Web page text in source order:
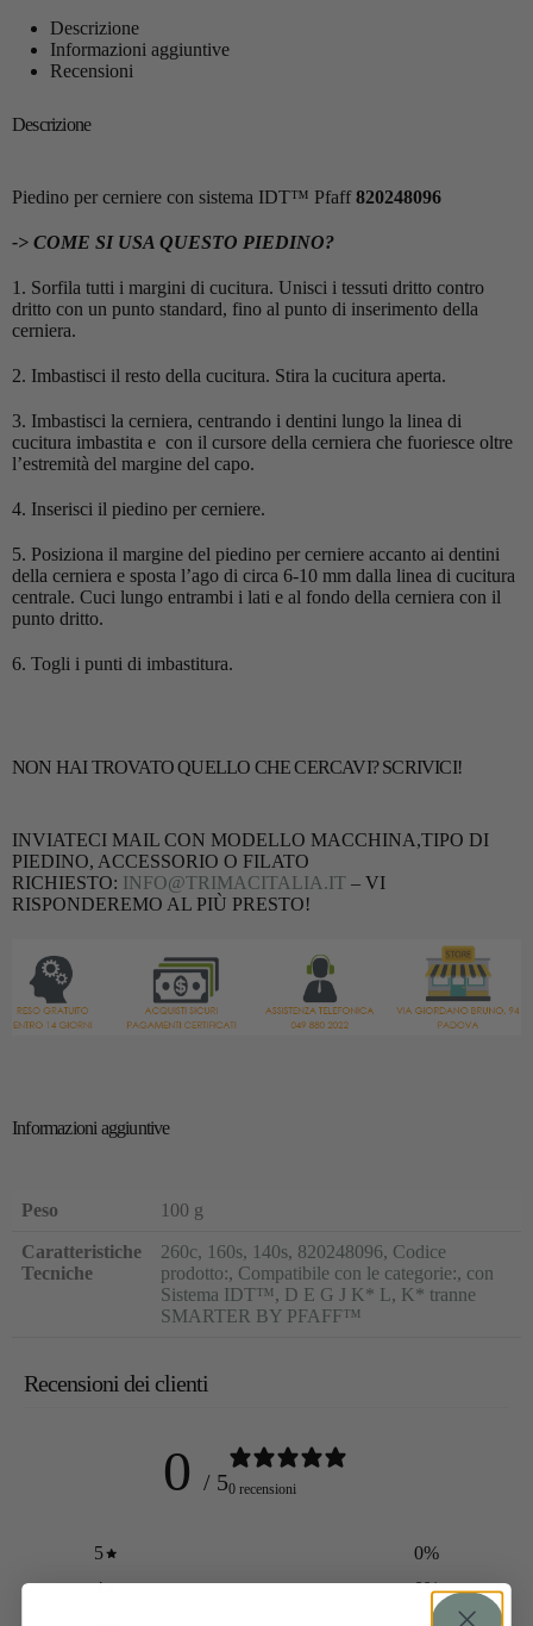
Descrizione
Informazioni aggiuntive
Recensioni
Descrizione
Piedino per cerniere con sistema IDT™ Pfaff820248096
-> COME SI USA QUESTO PIEDINO?
1. Sorfila tutti i margini di cucitura. Unisci i tessuti dritto contro
dritto con un punto standard, fino al punto di inserimento della
cerniera.
2. Imbastisci il resto della cucitura. Stira la cucitura aperta.
3. Imbastisci la cerniera, centrando i dentini lungo la linea di
cucitura imbastita e con il cursore della cerniera che fuoriesce oltre
l’estremità del margine del capo.
4. Inserisci il piedino per cerniere.
5. Posiziona il margine del piedino per cerniere accanto ai dentini
della cerniera e sposta l’ago di circa 6-10 mm dalla linea di cucitura
centrale. Cuci lungo entrambi i lati e al fondo della cerniera con il
punto dritto.
6. Togli i punti di imbastitura.
NON HAI TROVATO QUELLO CHE CERCAVI? SCRIVICI!
INVIATECI MAIL CON MODELLO MACCHINA,TIPO DI
PIEDINO, ACCESSORIO O FILATO
RICHIESTO: INFO@TRIMACITALIA.IT – VI
RISPONDEREMO AL PIÙ PRESTO!
Informazioni aggiuntive
Peso 100 g
Caratteristiche
Tecniche
260c, 160s, 140s, 820248096, Codice
prodotto:, Compatibile con le categorie:, con
Sistema IDT™, D E G J K* L, K* tranne
SMARTER BY PFAFF™
Recensioni dei clienti
0 / 50 recensioni
5 0%
4
0%